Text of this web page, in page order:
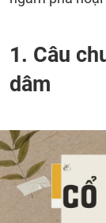
1. Câu
dâm